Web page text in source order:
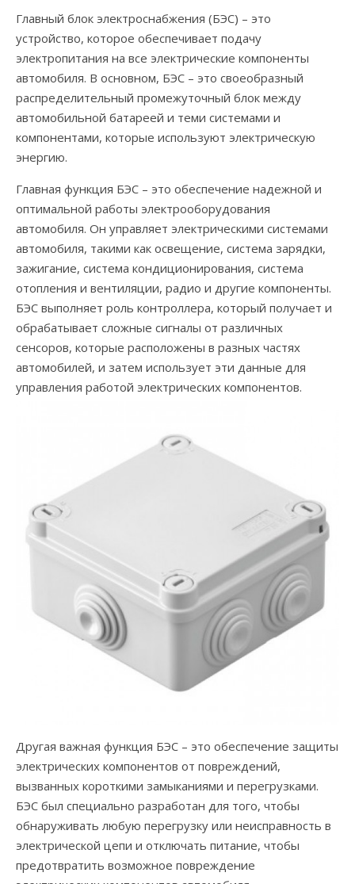
Главный блок электроснабжения (БЭС) – это
устройство, которое обеспечивает подачу
электропитания на все электрические компоненты
автомобиля. В основном, БЭС – это своеобразный
распределительный промежуточный блок между
автомобильной батареей и теми системами и
компонентами, которые используют электрическую
энергию.
Главная функция БЭС – это обеспечение надежной и
оптимальной работы электрооборудования
автомобиля. Он управляет электрическими системами
автомобиля, такими как освещение, система зарядки,
зажигание, система кондиционирования, система
отопления и вентиляции, радио и другие компоненты.
БЭС выполняет роль контроллера, который получает и
обрабатывает сложные сигналы от различных
сенсоров, которые расположены в разных частях
автомобилей, и затем использует эти данные для
управления работой электрических компонентов.
Другая важная функция БЭС – это обеспечение защиты
электрических компонентов от повреждений,
вызванных короткими замыканиями и перегрузками.
БЭС был специально разработан для того, чтобы
обнаруживать любую перегрузку или неисправность в
электрической цепи и отключать питание, чтобы
предотвратить возможное повреждение